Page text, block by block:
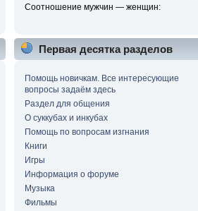
Соотношение мужчин — женщин:
Первая десятка разделов
Помощь новичкам. Все интересующие
вопросы задаём здесь
Раздел для общения
О суккубах и инкубах
Помощь по вопросам изгнания
Книги
Игры
Информация о форуме
Музыка
Фильмы